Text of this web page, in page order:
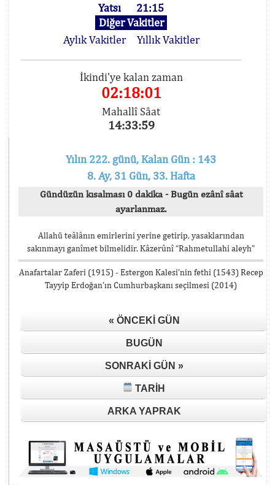
Yatsı
21:15
Diğer Vakitler
Aylık Vakitler
Yıllık Vakitler
İkindi'ye kalan zaman
02:18:01
Mahallî Sâat
14:33:59
Yılın 222. günü, Kalan Gün : 143
8. Ay, 31 Gün, 33. Hafta
Gündüzün kısalması 0 dakika - Bugün ezânî sâat
ayarlanmaz.
Allahü teâlânın emirlerini yerine getirip, yasaklarından
sakınmayı ganîmet bilmelidir. Kâzerûnî “Rahmetullahi aleyh”
Anafartalar Zaferi (1915) - Estergon Kalesi’nin fethi (1543) Recep
Tayyip Erdoğan’ın Cumhurbaşkanı seçilmesi (2014)
« ÖNCEKI GÜN
BUGÜN
SONRAKI GÜN »
TARIH
ARKA YAPRAK